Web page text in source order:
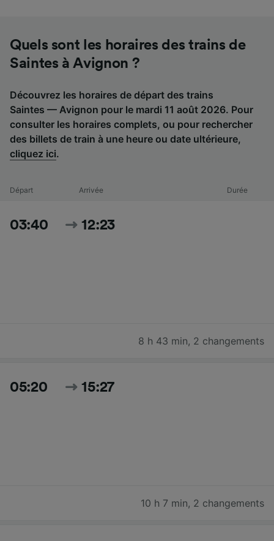
Quels sont les horaires des trains de
Saintes à Avignon ?
Découvrez les horaires de départ des trains
Saintes — Avignon pour le mardi 11 août 2026. Pour
consulter les horaires complets, ou pour rechercher
des billets de train à une heure ou date ultérieure,
cliquez ici.
Départ Arrivée Durée
03:40 12:23
8 h 43 min, 2 changements
05:20 15:27
10 h 7 min, 2 changements